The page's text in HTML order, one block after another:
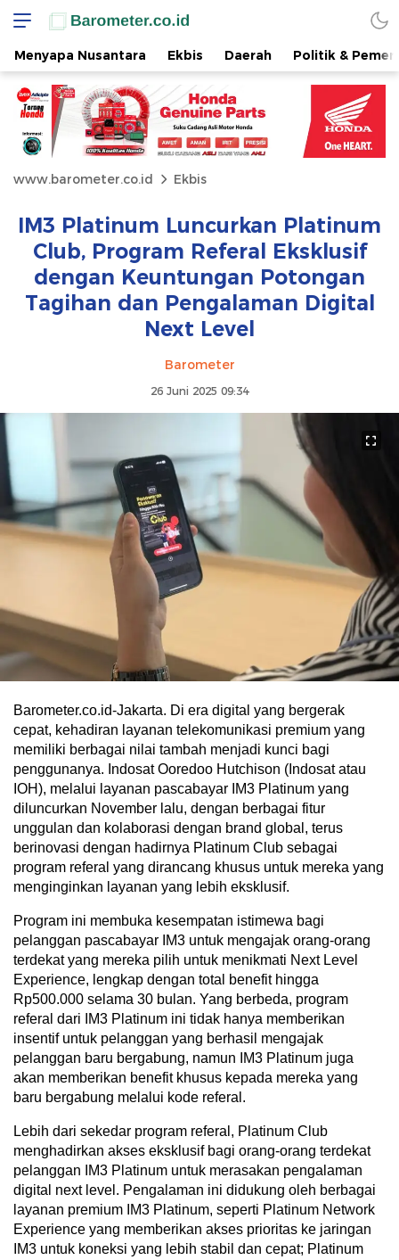
Menyapa Nusantara Ekbis Daerah Politik &
www.barometer.co.id Ekbis
IM3 Platinum Luncurkan Platinum
Club, Program Referal Eksklusif
dengan Keuntungan Potongan
Tagihan dan Pengalaman Digital
Next Level
Barometer
26 Juni 2025 09:34
Barometer.co.id-Jakarta. Di era digital yang bergerak
cepat, kehadiran layanan telekomunikasi premium yang
memiliki berbagai nilai tambah menjadi kunci bagi
penggunanya. Indosat Ooredoo Hutchison (Indosat atau
IOH), melalui layanan pascabayar IM3 Platinum yang
diluncurkan November lalu, dengan berbagai fitur
unggulan dan kolaborasi dengan brand global, terus
berinovasi dengan hadirnya Platinum Club sebagai
program referal yang dirancang khusus untuk mereka yang
menginginkan layanan yang lebih eksklusif.
Program ini membuka kesempatan istimewa bagi
pelanggan pascabayar IM3 untuk mengajak orang-orang
terdekat yang mereka pilih untuk menikmati Next Level
Experience, lengkap dengan total benefit hingga
Rp500.000 selama 30 bulan. Yang berbeda, program
referal dari IM3 Platinum ini tidak hanya memberikan
insentif untuk pelanggan yang berhasil mengajak
pelanggan baru bergabung, namun IM3 Platinum juga
akan memberikan benefit khusus kepada mereka yang
baru bergabung melalui kode referal.
Lebih dari sekedar program referal, Platinum Club
menghadirkan akses eksklusif bagi orang-orang terdekat
pelanggan IM3 Platinum untuk merasakan pengalaman
digital next level. Pengalaman ini didukung oleh berbagai
layanan premium IM3 Platinum, seperti Platinum Network
Experience yang memberikan akses prioritas ke jaringan
IM3 untuk koneksi yang lebih stabil dan cepat; Platinum